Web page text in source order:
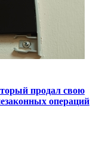
продал свою
операций